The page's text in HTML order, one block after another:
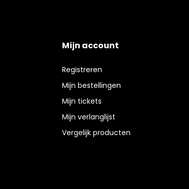
Mijn account
Registreren
Mijn bestellingen
Mijn tickets
Mijn verlanglijst
Vergelijk producten